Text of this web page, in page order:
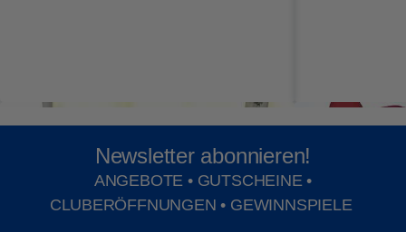
Newsletter abonnieren!
ANGEBOTE • GUTSCHEINE •
CLUBERÖFFNUNGEN • GEWINNSPIELE